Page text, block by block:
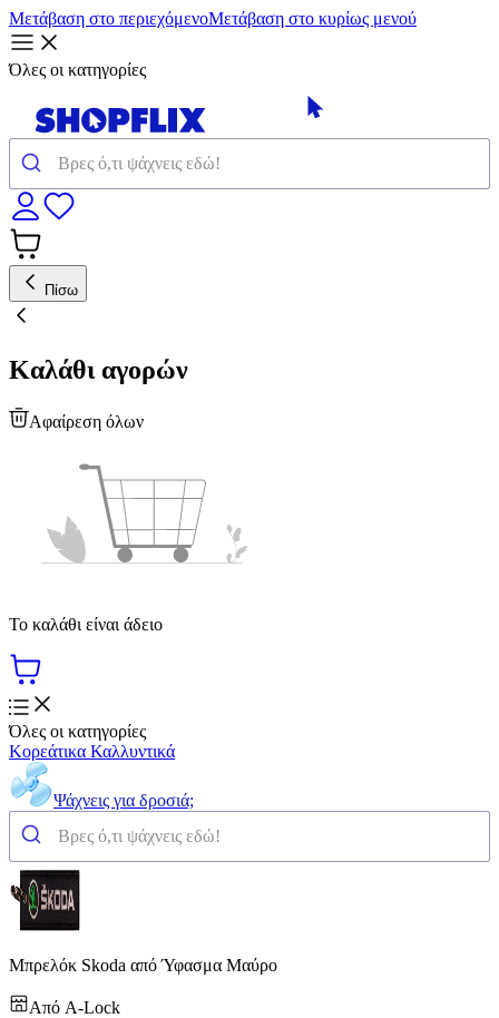
Μετάβαση στο περιεχόμενοΜετάβαση στο κυρίως μενού
Όλες οι κατηγορίες
Πίσω
Καλάθι αγορών
Αφαίρεση όλων
Το καλάθι είναι άδειο
Όλες οι κατηγορίες
Κορεάτικα Καλλυντικά
Ψάχνεις για δροσιά;
Μπρελόκ Skoda από Ύφασμα Μαύρο
Από A-Lock